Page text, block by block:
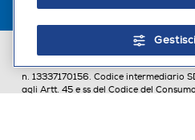
n. 13337170156. Codice intermediario
agli Artt. 45 e ss del Codice del